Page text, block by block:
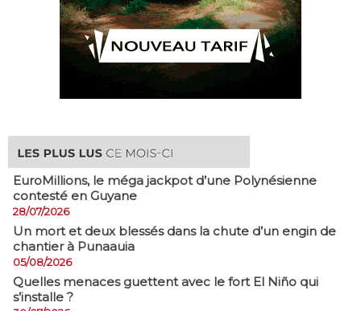
EuroMillions, ​le méga jackpot d’une Polynésienne
contesté en Guyane
28/07/2026
​Un mort et deux blessés dans la chute d’un engin de
chantier à Punaauia
05/08/2026
Quelles menaces guettent avec le fort El Niño qui
s’installe ?